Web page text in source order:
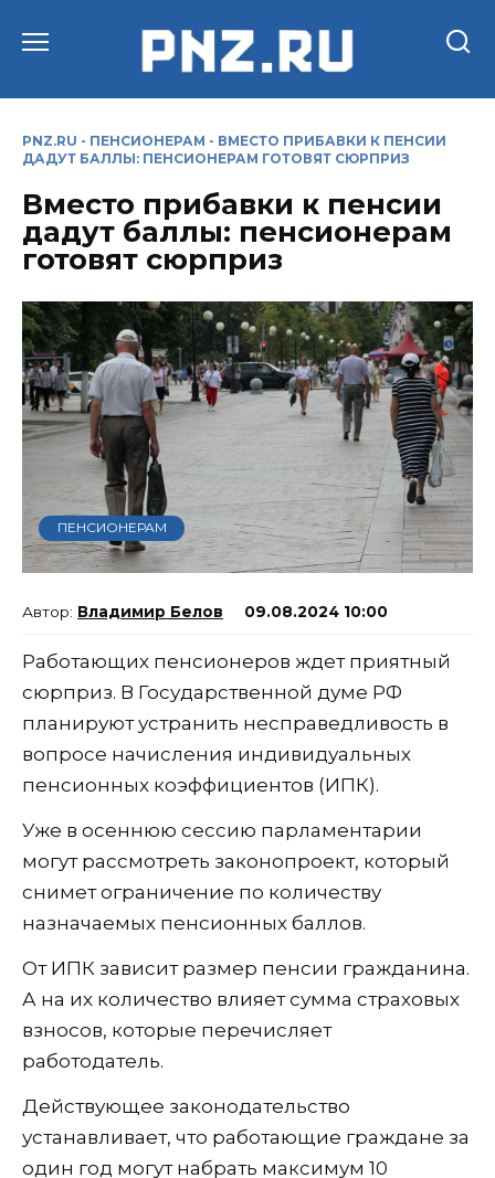
PNZ.RU - ПЕНСИОНЕРАМ - ВМЕСТО ПРИБАВКИ К ПЕНСИИ
ДАДУТ БАЛЛЫ: ПЕНСИОНЕРАМ ГОТОВЯТ СЮРПРИЗ
Вместо прибавки к пенсии
дадут баллы: пенсионерам
готовят сюрприз
ПЕНСИОНЕРАМ
Владимир Белов 09.08.2024 10:00
Работающих пенсионеров ждет приятный
сюрприз. В Государственной думе РФ
планируют устранить несправедливость в
вопросе начисления индивидуальных
пенсионных коэффициентов (ИПК).
Уже в осеннюю сессию парламентарии
могут рассмотреть законопроект, который
снимет ограничение по количеству
назначаемых пенсионных баллов.
От ИПК зависит размер пенсии гражданина.
А на их количество влияет сумма страховых
взносов, которые перечисляет
работодатель.
Действующее законодательство
устанавливает, что работающие граждане за
один год могут набрать максимум 10